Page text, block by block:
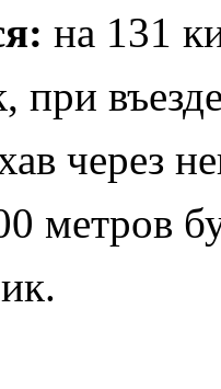
на 131
при
через
метров